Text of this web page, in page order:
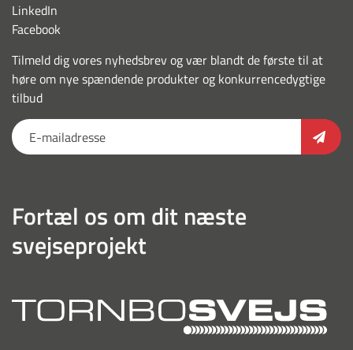
LinkedIn
Facebook
Tilmeld dig vores nyhedsbrev og vær blandt de første til at
høre om nye spændende produkter og konkurrencedygtige
tilbud
Fortæl os om dit næste
svejseprojekt